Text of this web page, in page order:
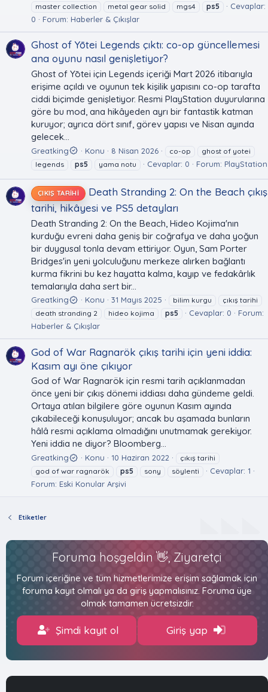
master collection
metal gear solid mgs4 ps5
Cevaplar:
0
Forum: Haberler & Çıkışlar
Ghost of Yōtei Legends çıktı: co-op güncellemesi
ana oyunu nasıl genişletiyor?
Ghost of Yōtei için Legends içeriği Mart 2026 itibarıyla
erişime açıldı ve oyunun tek kişilik yapısını co-op tarafta
ciddi biçimde genişletiyor. Resmi PlayStation duyurularına
göre bu mod, ana hikâyeden ayrı bir fantastik katman
kuruyor; ayrıca dört sınıf, görev yapısı ve Nisan ayında
gelecek...
Greatking Konu 8 Nisan 2026 co-op
ghost of yotei
legends
ps5 yama notu Cevaplar: 0 Forum: PlayStation
ÇIKIŞ TARIHI
Death Stranding 2: On the Beach çıkış
tarihi, hikâyesi ve PS5 detayları
Death Stranding 2: On the Beach, Hideo Kojima'nın
kurduğu evreni daha geniş bir coğrafya ve daha yoğun
bir duygusal tonla devam ettiriyor. Oyun, Sam Porter
Bridges'in yeni yolculuğunu merkeze alırken bağlantı
kurma fikrini bu kez hayatta kalma, kayıp ve fedakârlık
temalarıyla daha sert bir...
Greatking Konu 31 Mayıs 2025 bilim kurgu
çıkış tarihi
death stranding 2
hideo kojima ps5 Cevaplar: 0
Forum:
Haberler & Çıkışlar
God of War Ragnarök çıkış tarihi için yeni iddia:
Kasım ayı öne çıkıyor
God of War Ragnarök için resmi tarih açıklanmadan
önce yeni bir çıkış dönemi iddiası daha gündeme geldi.
Ortaya atılan bilgilere göre oyunun Kasım ayında
çıkabileceği konuşuluyor; ancak bu aşamada bunların
hâlâ resmi açıklama olmadığını unutmamak gerekiyor.
Yeni iddia ne diyor? Bloomberg...
Greatking Konu 10 Haziran 2022
çıkış tarihi
god of war ragnarök
ps5 sony söylenti
Cevaplar: 1
Forum: Eski Konular Arşivi
Etiketler
Foruma hoşgeldin 👋, Ziyaretçi
Forum içeriğine ve tüm hizmetlerimize erişim sağlamak için
foruma kayıt olmalı ya da giriş yapmalısınız. Foruma üye
olmak tamamen ücretsizdir.
Şimdi kayıt ol Giriş yap